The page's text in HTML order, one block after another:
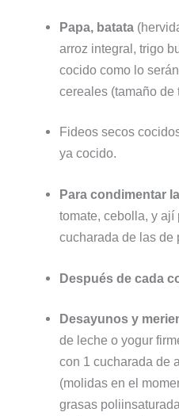
Papa, batata
arroz integral, trigo
cocido como lo
cereales (tamaño de
Fideos secos
ya cocido.
Para condimentar
tomate, cebolla, y ají
cucharada de las de
Después de cada
Desayunos y
de leche o yogur
con 1 cucharada de
(molidas en el
grasas